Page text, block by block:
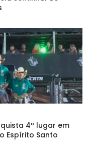
4º lugar em
Espírito Santo